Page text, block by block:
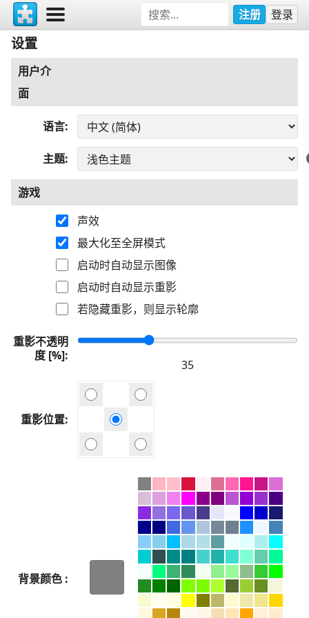
注册 登录
设置
用户介
面
语言
主题
游戏
声效
最大化至全屏模式
启动时自动显示图像
启动时自动显示重影
若隐藏重影，则显示轮廓
重影不透明
度 [%]
重影位置
背景颜色